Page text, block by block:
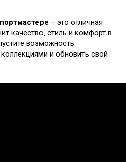
– это отличная
качество‚ стиль и комфорт в
возможность
и обновить свой